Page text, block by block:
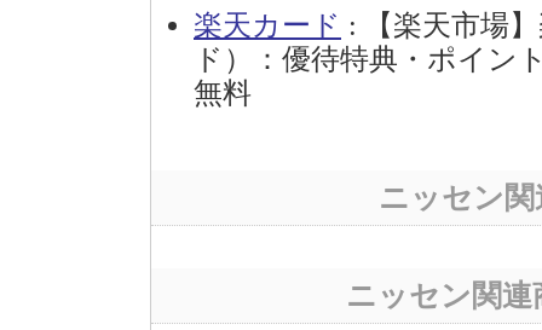
楽天カード : 【楽天市場
ド）：優待特典・ポイン
無料
ニッセン
ニッセン関